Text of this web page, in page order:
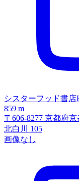
シスターフッド書店
859 m
〒606-8277 京都府
北白川 105
画像なし